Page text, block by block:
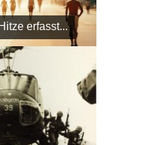
erfasst...